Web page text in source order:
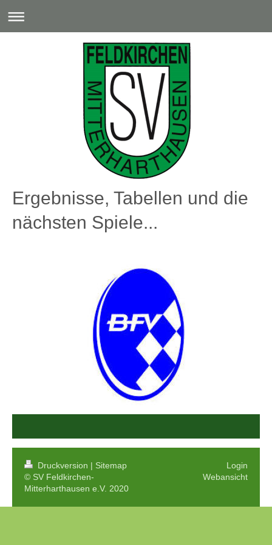
Ergebnisse, Tabellen und die
nächsten Spiele...
Druckversion | Sitemap
© SV Feldkirchen-
Mitterharthausen e.V. 2020
Login
Webansicht